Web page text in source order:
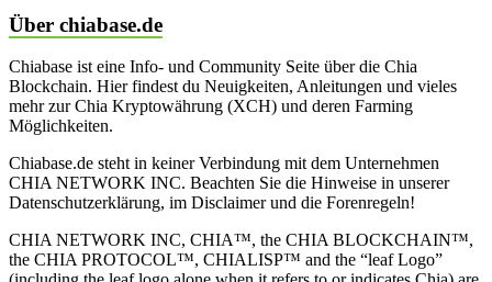
Über chiabase.de
Chiabase ist eine Info- und Community Seite über die Chia
Blockchain. Hier findest du Neuigkeiten, Anleitungen und vieles
mehr zur Chia Kryptowährung (XCH) und deren Farming
Möglichkeiten.
Chiabase.de steht in keiner Verbindung mit dem Unternehmen
CHIA NETWORK INC. Beachten Sie die Hinweise in unserer
Datenschutzerklärung, im Disclaimer und die Forenregeln!
CHIA NETWORK INC, CHIA™, the CHIA BLOCKCHAIN™,
the CHIA PROTOCOL™, CHIALISP™ and the “leaf Logo”